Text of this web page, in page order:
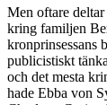
Men oftare
kring familjen
kronprinsessans
publicistiskt
och det mesta
hade Ebba von